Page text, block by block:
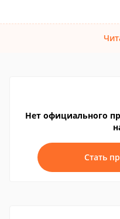
Нет официального
Стать